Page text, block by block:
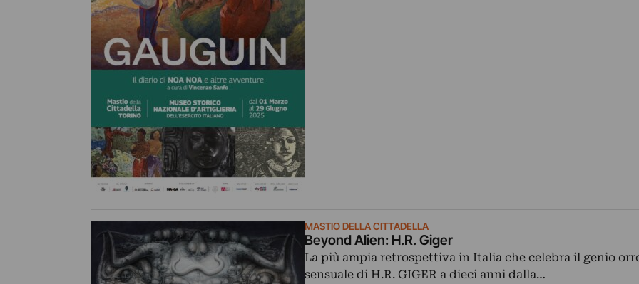
MASTIO DELLA CITTADELLA
Beyond Alien: H.R. Giger
La più ampia retrospettiva in Italia che celebra il genio
sensuale di H.R. GIGER a dieci anni dalla…